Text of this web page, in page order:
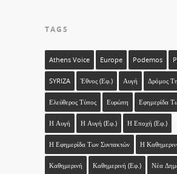
TAGS
Athens Voice Europe Podemos
SYRIZA Έθνος (εφ.) Αυγή Δρόμος
Ελεύθερος Τύπος Ευρώπη Εφημερίδα
Η Αυγή Η Αυγή (εφ.) Η Εποχή (εφ.)
Η Εφημερίδα Των Συντακτών Η
Καθημερινή Καθημερινή (εφ.) Νέα